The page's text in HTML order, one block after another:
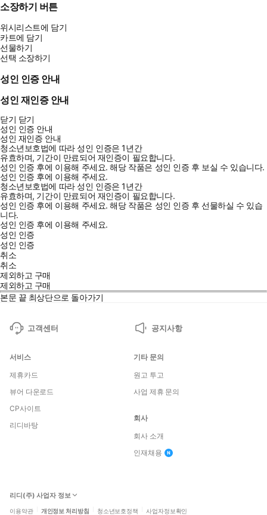
소장하기 버튼
위시리스트에 담기
카트에 담기
선물하기
선택 소장하기
성인 인증 안내
성인 재인증 안내
닫기 닫기
성인 인증 안내
성인 재인증 안내
청소년보호법에 따라 성인 인증은 1년간
유효하며, 기간이 만료되어 재인증이 필요합니다.
성인 인증 후에 이용해 주세요.해당 작품은 성인 인증 후 보실 수 있습니다.
성인 인증 후에 이용해 주세요.
청소년보호법에 따라 성인 인증은 1년간
유효하며, 기간이 만료되어 재인증이 필요합니다.
성인 인증 후에 이용해 주세요.해당 작품은 성인 인증 후 선물하실 수 있습
니다.
성인 인증 후에 이용해 주세요.
성인 인증
성인 인증
취소
취소
제외하고 구매
제외하고 구매
본문 끝 최상단으로 돌아가기
고객센터 공지사항
서비스
제휴카드
뷰어 다운로드
CP사이트
리디바탕
기타 문의
원고 투고
사업 제휴 문의
회사
회사 소개
인재채용
리디(주) 사업자 정보
이용약관 개인정보 처리방침 청소년보호정책 사업자정보확인